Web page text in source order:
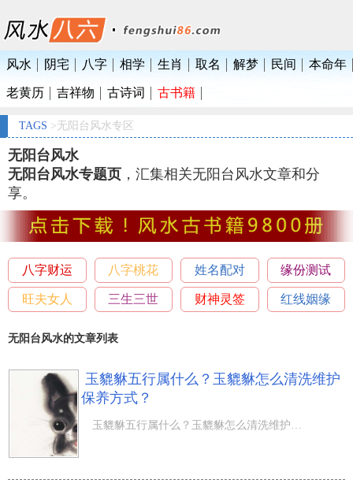
风水 阴宅 八字 相学 生肖 取名 解梦 民间 本命年
老黄历 吉祥物 古诗词 古书籍
TAGS >无阳台风水专区
无阳台风水
无阳台风水专题页 ，汇集相关无阳台风水文章和分
享。
八字财运 八字桃花 姓名配对 缘份测试
旺夫女人 三生三世 财神灵签 红线姻缘
无阳台风水的文章列表
玉貔貅五行属什么？玉貔貅怎么清洗维护
保养方式？
玉貔貅五行属什么？玉貔貅怎么清洗维护保养方式？貔貅吊坠吞天地万物而不泄，是生意人眼里的招财树。因此